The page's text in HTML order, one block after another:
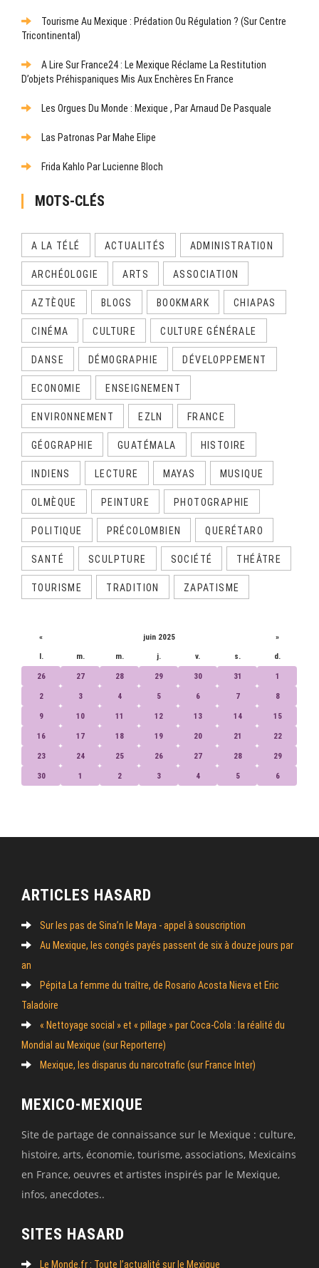
Tourisme Au Mexique : Prédation Ou Régulation ? (Sur Centre
Tricontinental)
A Lire Sur France24 : Le Mexique Réclame La Restitution
D’objets Préhispaniques Mis Aux Enchères En France
Les Orgues Du Monde : Mexique , Par Arnaud De Pasquale
Las Patronas Par Mahe Elipe
Frida Kahlo Par Lucienne Bloch
MOTS-CLÉS
A LA TÉLÉ ACTUALITÉS ADMINISTRATION
ARCHÉOLOGIE ARTS ASSOCIATION
AZTÈQUE BLOGS BOOKMARK CHIAPAS
CINÉMA CULTURE CULTURE GÉNÉRALE
DANSE DÉMOGRAPHIE DÉVELOPPEMENT
ECONOMIE ENSEIGNEMENT
ENVIRONNEMENT EZLN FRANCE
GÉOGRAPHIE GUATÉMALA HISTOIRE
INDIENS LECTURE MAYAS MUSIQUE
OLMÈQUE PEINTURE PHOTOGRAPHIE
POLITIQUE PRÉCOLOMBIEN QUERÉTARO
SANTÉ SCULPTURE SOCIÉTÉ THÉÂTRE
TOURISME TRADITION ZAPATISME
« juin 2025 »
l. m. m. j. v. s. d.
26 27 28 29 30 31 1
2 3 4 5 6 7 8
9 10 11 12 13 14 15
16 17 18 19 20 21 22
23 24 25 26 27 28 29
30 1 2 3 4 5 6
ARTICLES HASARD
Sur les pas de Sina’n le Maya - appel à souscription
Au Mexique, les congés payés passent de six à douze jours par
an
Pépita La femme du traître, de Rosario Acosta Nieva et Eric
Taladoire
« Nettoyage social » et « pillage » par Coca-Cola : la réalité du
Mondial au Mexique (sur Reporterre)
Mexique, les disparus du narcotrafic (sur France Inter)
MEXICO-MEXIQUE
Site de partage de connaissance sur le Mexique : culture,
histoire, arts, économie, tourisme, associations, Mexicains
en France, oeuvres et artistes inspirés par le Mexique,
infos, anecdotes..
SITES HASARD
Le Monde.fr : Toute l’actualité sur le Mexique